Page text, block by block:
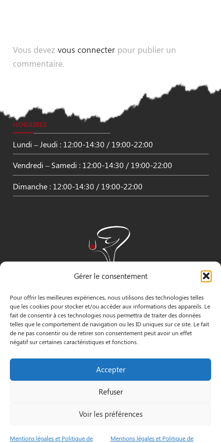
Gérer le consentement
Pour offrir les meilleures expériences, nous utilisons des technologies telles
que les cookies pour stocker et/ou accéder aux informations des appareils. Le
fait de consentir à ces technologies nous permettra de traiter des données
telles que le comportement de navigation ou les ID uniques sur ce site. Le fait
de ne pas consentir ou de retirer son consentement peut avoir un effet
négatif sur certaines caractéristiques et fonctions.
Accepter
Refuser
Voir les préférences
Mentions légales et Politique de Mentions légales et Politique de
Vous devez vous connecterpour publier un
commentaire.
HORAIRES
Lundi – Jeudi : 12:00-14:30 / 19:00-22:00
Vendredi – Samedi : 12:00-14:30 / 19:00-22:00
Dimanche : 12:00-14:30 / 19:00-22:00
INFORMATIONS
3 Pass. Henri Gautier, 44600 Saint-Nazaire